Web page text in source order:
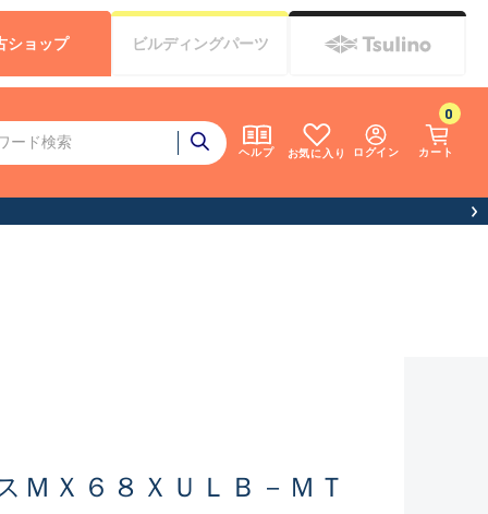
ヘルプ お気に入り ログイン カート
0
ショップ ビルディングパーツ
ＭＸ６８ＸＵＬＢ－ＭＴ